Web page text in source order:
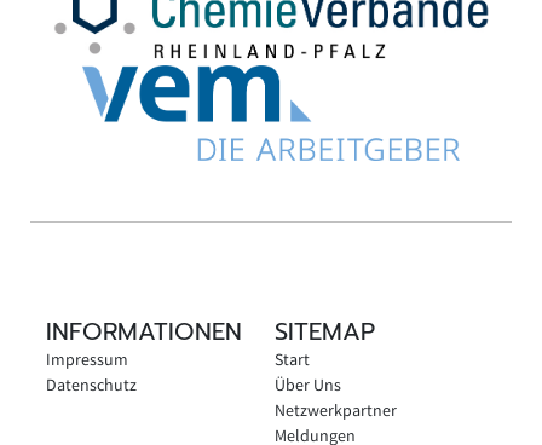
INFORMATIONEN
Impressum
Datenschutz
SITEMAP
Start
Über Uns
Netzwerkpartner
Meldungen